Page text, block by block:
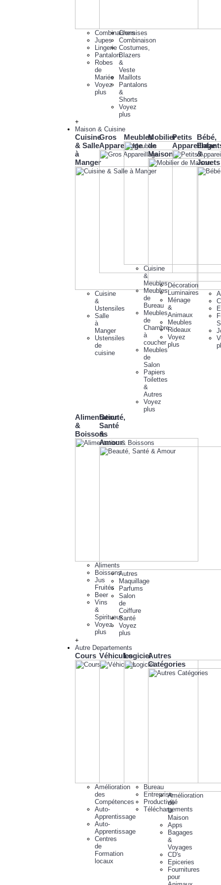
Combinaisons
Jupes
Lingerie
Pantalon
Robes
de
Mariée
Voyez
plus
Chemises
Combinaison
Costumes,
Blazers
&
Veste
Maillots
Pantalons
&
Shorts
Voyez
plus
+
Maison & Cuisine
Cuisine
& Salle
à
Manger
Cuisine
&
Ustensiles
Salle
à
Manger
Ustensiles
de
cuisine
Gros
Appareillage
Meubles
Cuisine
&
Meubles
Meubles
de
Bureau
Meubles
de
Chambre
à
coucher
Meubles
de
Salon
Papiers
Toilettes
&
Autres
Voyez
plus
Mobilier
de
Maison
Décoration
Luminaires
Ménage
&
Animaux
Meubles
Rideaux
Voyez
plus
Petits
Appareillage
Bébé,
&
Jouets
Alimentation
&
Boissons
Aliments
Boissons
Jus
Fruités
Beer
Vins
&
Spiritueux
Voyez
plus
Beauté,
Santé
&
Amour
Autres
Maquillage
Parfums
Salon
de
Coiffure
Santé
Voyez
plus
+
Autre Departements
Cours
Amélioration
des
Compétences
Auto-
Apprentissage
Auto-
Apprentissage
Centres
de
Formation
locaux
VéhiculesLogiciel
Bureau
Entreprise
Productivité
Téléchargements
Autres
Catégories
Amélioration
de
la
Maison
Apps
Bagages
&
Voyages
CD's
Epiceries
Fournitures
pour